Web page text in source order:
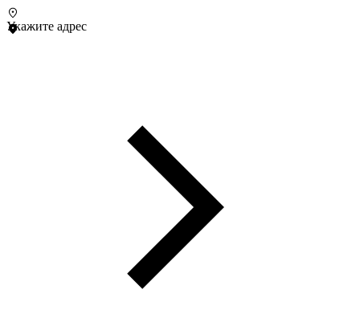
Укажите адрес